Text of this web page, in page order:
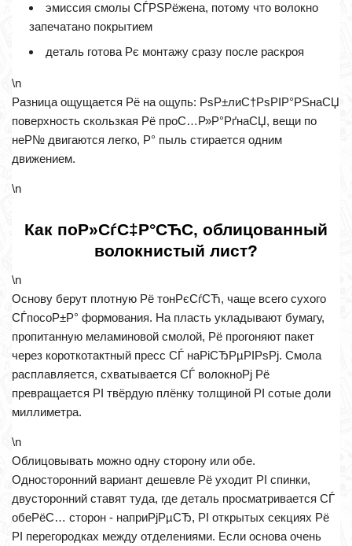
эмиссия смолы СЃРЅРёжена, потому что волокно
запечатано покрытием
деталь готова Рє монтажу сразу после раскроя
\n
Разница ощущается Рё на ощупь: РѕР±лиС†РѕРІР°РЅнаСЏ
поверхность скользкая Рё проС…Р»Р°РґнаСЏ, вещи по
неР№ двигаются легко, Р° пыль стирается одним
движением.
\n
Как поР»СѓС‡Р°СЋС‚ облицованный
волокнистый лист?
\n
Основу берут плотную Рё тонРєСѓСЋ, чаще всего сухого
СЃпосоР±Р° формования. На пласть укладывают бумагу,
пропитанную меламиновой смолой, Рё прогоняют пакет
через короткотактный пресс СЃ наРіСЂРµРІРѕРј. Смола
расплавляется, схватывается СЃ волокноРј Рё
превращается РІ твёрдую плёнку толщиной РІ сотые доли
миллиметра.
\n
Облицовывать можно одну сторону или обе.
Односторонний вариант дешевле Рё уходит РІ спинки,
двусторонний ставят туда, где деталь просматривается СЃ
обеРёС… сторон - наприРјРµСЂ, РІ открытых секциях Рё
РІ перегородках между отделениями. Если основа очень